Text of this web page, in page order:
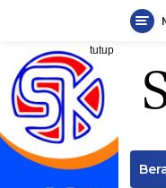
Langsung
konten
tutup